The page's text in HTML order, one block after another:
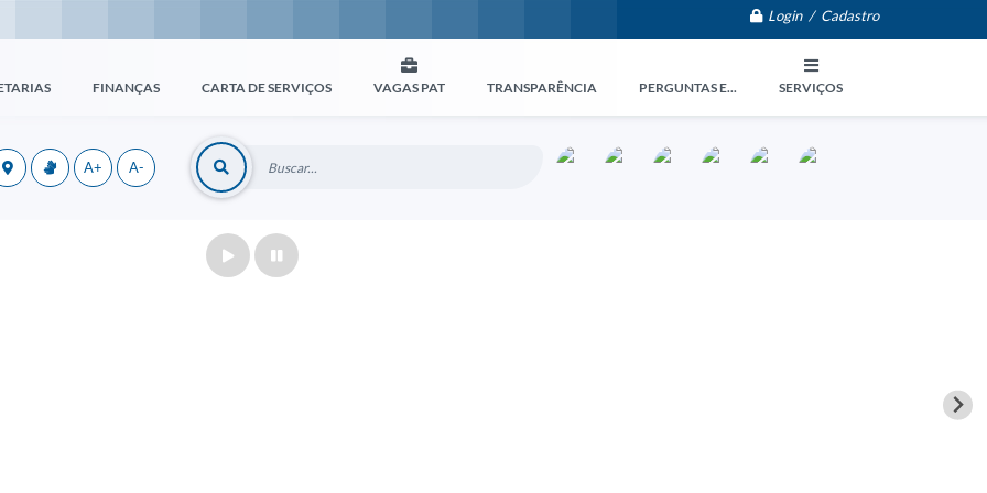
Login / Cadastro
FINANÇAS CARTA DE SERVIÇOS VAGAS PAT TRANSPARÊNCIA PERGUNTAS E... SERVIÇOS
A+ A-